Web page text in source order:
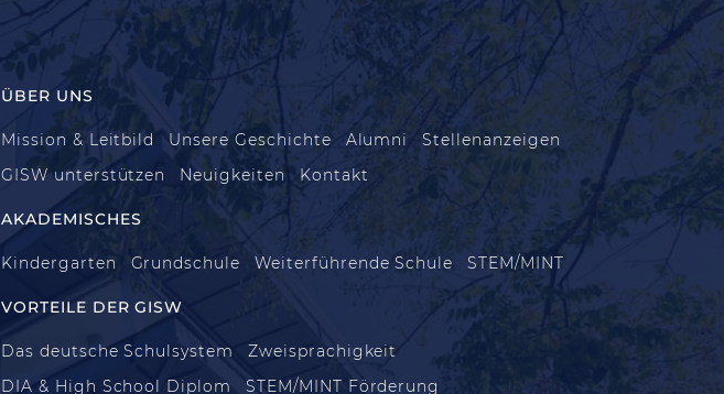
ÜBER UNS
Mission & Leitbild Unsere Geschichte Alumni
Stellenanzeigen
GISW unterstützen
Neuigkeiten Kontakt
AKADEMISCHES
Kindergarten Grundschule Weiterführende Schule STEM/MINT
VORTEILE DER GISW
Das deutsche Schulsystem
Zweisprachigkeit
DIA & High School Diplom
STEM/MINT Förderung